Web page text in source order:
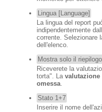
Lingua [Language]
La lingua del report
indipendentemente
corrente. Selezionare
dell'elenco.
Mostra solo il
Riceverete la
torta". La
omessa.
Stato 1+7
Inserire il nome